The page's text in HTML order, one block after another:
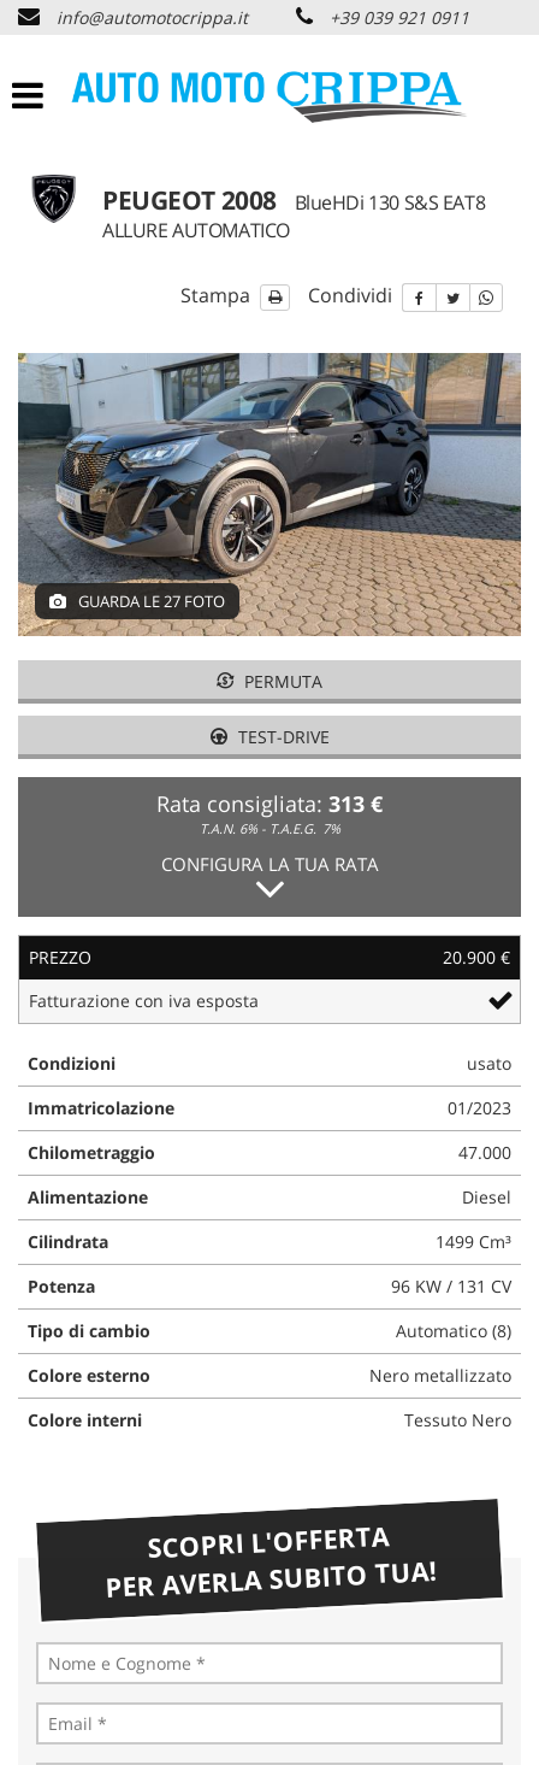
HOME
CHI SIAMO
LISTA VEICOLI
OFFERTE NOLEGGIO
ASSISTENZA
PNEUMATICI
CONTATTI
NEWS
info@automotocrippa.it +39 039 921 0911
PEUGEOT 2008
BlueHDi 130 S&S EAT8
ALLURE AUTOMATICO
Stampa Condividi
GUARDA LE 27 FOTO
PERMUTA
TEST-DRIVE
Rata consigliata: 313 €
T.A.N. 6% - T.A.E.G. 7%
CONFIGURA LA TUA RATA
PREZZO
20.900 €
Fatturazione con iva esposta
Condizioni
usato
Immatricolazione
01/2023
Chilometraggio
47.000
Alimentazione
Diesel
Cilindrata
1499 Cm³
Potenza
96 KW / 131 CV
Tipo di cambio
Automatico (8)
Colore esterno
Nero metallizzato
Colore interni
Tessuto Nero
SCOPRI L'OFFERTA
PER AVERLA SUBITO TUA!